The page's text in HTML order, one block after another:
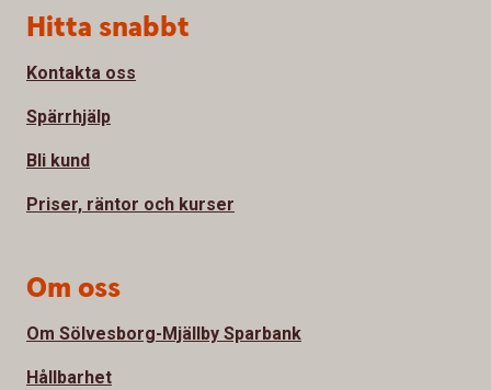
Sidfot
Hitta snabbt
Kontakta oss
Spärrhjälp
Bli kund
Priser, räntor och kurser
Om oss
Om Sölvesborg-Mjällby Sparbank
Hållbarhet